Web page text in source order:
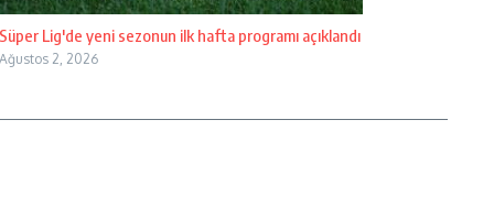
Süper Lig'de yeni sezonun ilk hafta programı açıklandı
Ağustos 2, 2026